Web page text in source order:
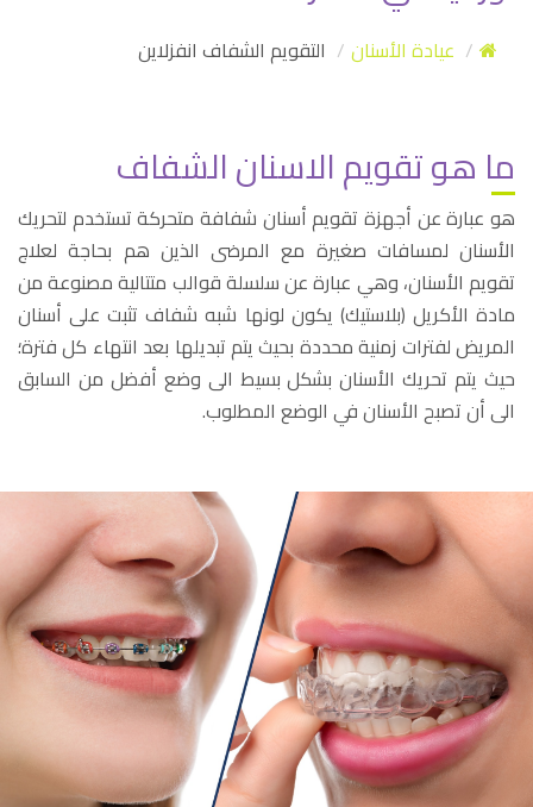
عيادة الأسنان التقويم الشفاف انفزلاين
ما هو تقويم الاسنان الشفاف
هو عبارة عن أجهزة تقويم أسنان شفافة متحركة تستخدم لتحريك
الأسنان لمسافات صغيرة مع المرضى الذين هم بحاجة لعلاج
تقويم الأسنان، وهي عبارة عن سلسلة قوالب متتالية مصنوعة من
مادة الأكريل (بلاستيك) يكون لونها شبه شفاف تثبت على أسنان
المريض لفترات زمنية محددة بحيث يتم تبديلها بعد انتهاء كل فترة؛
حيث يتم تحريك الأسنان بشكل بسيط الى وضع أفضل من السابق
الى أن تصبح الأسنان في الوضع المطلوب.